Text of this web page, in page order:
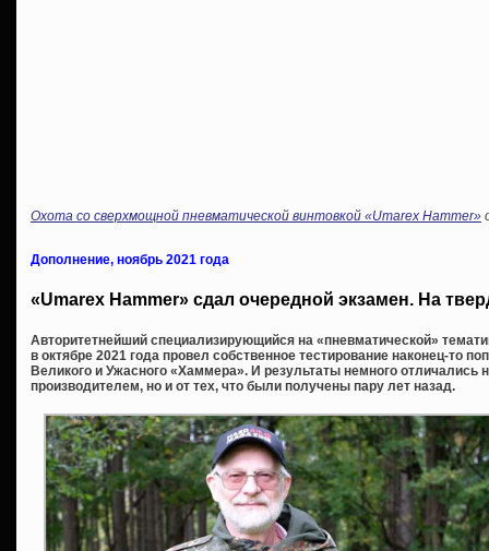
Охота со сверхмощной пневматической винтовкой «Umarex Hammer»
Дополнение, ноябрь 2021 года
«Umarex Hammer» сдал очередной экзамен. На
Авторитетнейший специализирующийся на «пневматической»
в октябре 2021 года провел собственное тестирование наконец-то
Великого и Ужасного «Хаммера». И результаты немного отличались
производителем, но и от тех, что были получены пару лет назад.